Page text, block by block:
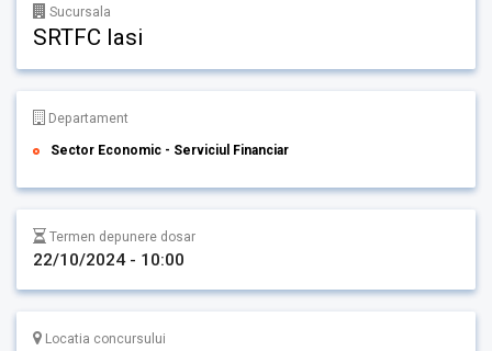
Sucursala
SRTFC Iasi
Departament
Sector Economic - Serviciul Financiar
Termen depunere dosar
22/10/2024 - 10:00
Locatia concursului